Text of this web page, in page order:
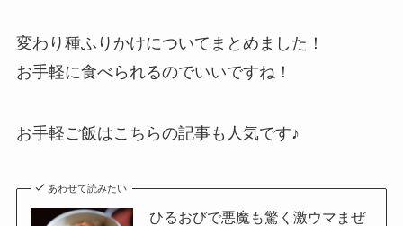
変わり種ふりかけについてまとめました！
お手軽に食べられるのでいいですね！
お手軽ご飯はこちらの記事も人気です♪
あわせて読みたい
ひるおびで悪魔も驚く激ウマまぜ